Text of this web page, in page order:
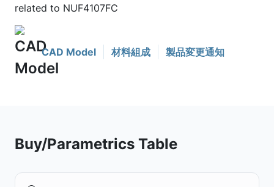
related to NUF4107FC
CAD Model 材料組成 製品変更通知
Buy/Parametrics Table